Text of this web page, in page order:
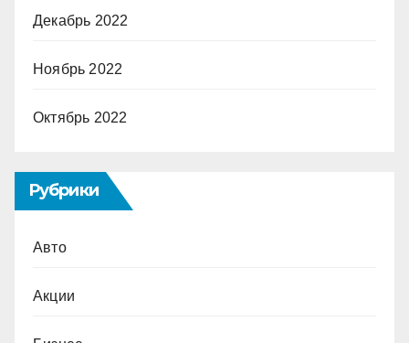
Декабрь 2022
Ноябрь 2022
Октябрь 2022
Рубрики
Авто
Акции